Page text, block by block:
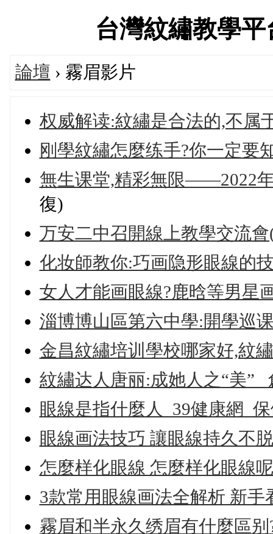
台灣紋繡教學
論壇 › 霧眉影片
权威解读:紋繡是合法的,不属
刚學紋繡怎麼练手?你一定要
無生课堂,精彩無限——2022
復)
万安二中召開線上教學交流
化妆師教你:巧画隐形眼線的
女人才能画眼線?鹿晗等男星
淄博博山區第六中學:開學巡
金昌紋繡培训學校哪家好,紋
紋繡达人唐丽:成她人之“美”
眼線是指什麼人_39健康網_
眼線画法技巧 讓眼線持久不
怎麼样化眼線 怎麼样化眼線呢
3款常用眼線画法全解析 新手
霧眉和半永久绣眉有什麼區